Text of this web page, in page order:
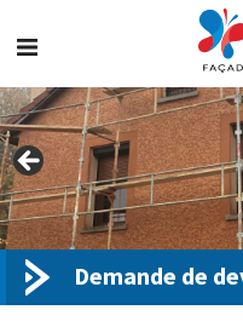
content
Demande de